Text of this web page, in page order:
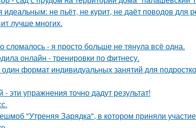
не пьёт, не курит, не даёт поводов для
лучше многих.
сломалось - я просто больше не тянула всё одна.
онлайн - тренировки по фитнесу.
формат индивидуальных занятий для
эти упражнения точно дадут результат!
"Утреняя Зарядка", в котором приняли